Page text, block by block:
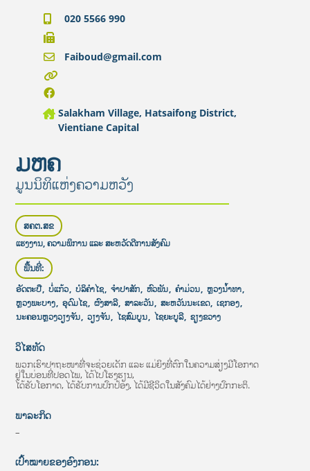
ມຫຄ
ມູນນິທິແຫ່ງຄວາມຫວັງ
ສຄຕ.ສຂ
ແຮງງານ, ຄວາມພິການ ແລະ ສະຫວັດດີການສັງຄົມ
ພື້ນທີ່:
ອັດຕະປື, ບໍ່ແກ້ວ, ບໍລິຄໍາໄຊ, ຈໍາປາສັກ, ຫົວພັນ, ຄໍາມ່ວນ, ຫຼວງນໍ້າທາ,
ຫຼວງພະບາງ, ອຸດົມໄຊ, ຜົງສາລີ, ສາລະວັນ, ສະຫວັນນະເຂດ, ເຊກອງ,
ນະຄອນຫຼວງວຽງຈັນ, ວຽງຈັນ, ໄຊສົມບູນ, ໄຊຍະບູລີ, ຊຽງຂວາງ
ວິໄສທັດ
ພວກເຮົາປາຖະໜາທີ່ຈະຊ່ວຍເດັກ ແລະ ແມ່ຍິງທີ່ຕົກໃນຄວາມສ່ຽງມີໂອກາດ
ຢູ່ໃນບ່ອນທີ່ປອດໄພ, ໄດ້ໄປໂຮງຮຽນ,
ໄດ້ຮັບໂອກາດ, ໄດ້ຮັບການປົກປ້ອງ, ໄດ້ມີຊີວິດໃນສັງຄົມໄດ້ຢ່າງປົກກະຕິ.
ພາລະກິດ
–
ເປົ້າໝາຍຂອງອົງກອນ:
020 5566 990
Faiboud@gmail.com
Salakham Village, Hatsaifong District,
Vientiane Capital